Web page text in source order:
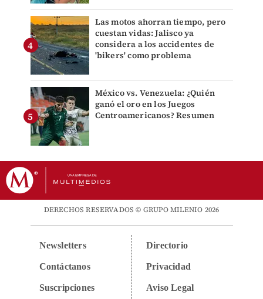
Las motos ahorran tiempo, pero
cuestan vidas: Jalisco ya
considera a los accidentes de
'bikers' como problema
México vs. Venezuela: ¿Quién
ganó el oro en los Juegos
Centroamericanos? Resumen
DERECHOS RESERVADOS © GRUPO MILENIO 2026
Newsletters
Contáctanos
Suscripciones
Directorio
Privacidad
Aviso Legal